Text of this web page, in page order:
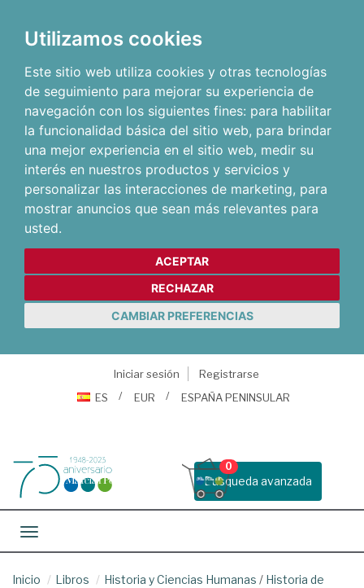
Utilizamos cookies
Este sitio web utiliza cookies y otras tecnologías
de seguimiento para mejorar su experiencia de
navegación con los siguientes fines: para habilitar
la funcionalidad básica del sitio web, para brindar
una mejor experiencia en el sitio web, medir su
interés en nuestros productos y servicios y
personalizar las interacciones de marketing, para
mostrar anuncios que sean más relevantes para
usted.
ACEPTAR
RECHAZAR
CAMBIAR PREFERENCIAS
Iniciar sesión
Registrarse
ES
EUR ESPAÑA PENINSULAR
Busqueda avanzada
0
Toggle navigation
Inicio Libros Historia y Ciencias Humanas / Historia de